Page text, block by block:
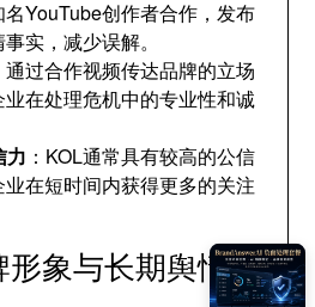
名YouTube创作者合作，发布
实，减少误解。
通过合作视频传达品牌的立场
在处理危机中的专业性和诚
力 ：KOL通常具有较高的公信
在短时间内获得更多的关注
象与长期舆情管